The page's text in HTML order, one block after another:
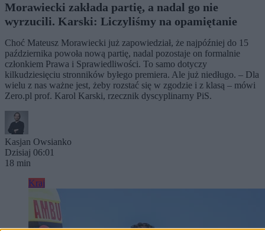
Morawiecki zakłada partię, a nadal go nie
wyrzucili. Karski: Liczyliśmy na opamiętanie
Choć Mateusz Morawiecki już zapowiedział, że najpóźniej do 15
października powoła nową partię, nadal pozostaje on formalnie
członkiem Prawa i Sprawiedliwości. To samo dotyczy
kilkudziesięciu stronników byłego premiera. Ale już niedługo. – Dla
wielu z nas ważne jest, żeby rozstać się w zgodzie i z klasą – mówi
Zero.pl prof. Karol Karski, rzecznik dyscyplinarny PiS.
Kasjan Owsianko
Dzisiaj 06:01
18 min
Kraj